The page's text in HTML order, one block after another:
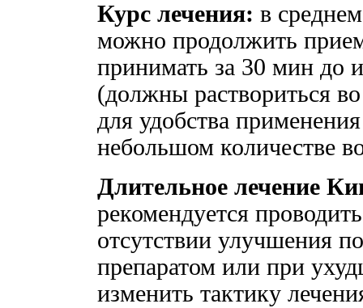
Курс лечения: в
можно продолжить
принимать за 30 мин до
(должны раствориться
для удобства
небольшом количестве
Длительное лечение
рекомендуется
отсутствии улучшения
препаратом или при
изменить тактику